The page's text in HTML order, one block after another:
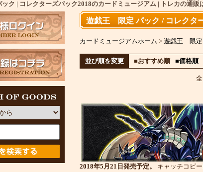
ク | コレクターズパック2018のカードミュージアム | トレカの通販
遊戯王 限定 パック / コレクタ
カードミュージアムホーム > 遊戯王 限定
並び順を変更 ■おすすめ順 ■価格順
2018年5月21日発売予定。
キャッチコピ